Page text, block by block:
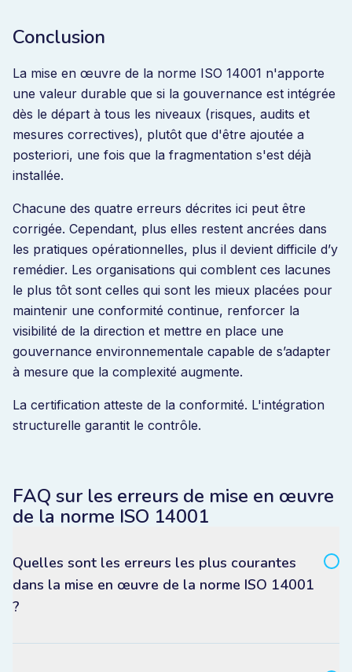
Conclusion
La mise en œuvre de la norme ISO 14001 n'apporte
une valeur durable que si la gouvernance est intégrée
dès le départ à tous les niveaux (risques, audits et
mesures correctives), plutôt que d'être ajoutée a
posteriori, une fois que la fragmentation s'est déjà
installée.
Chacune des quatre erreurs décrites ici peut être
corrigée. Cependant, plus elles restent ancrées dans
les pratiques opérationnelles, plus il devient difficile d’y
remédier. Les organisations qui comblent ces lacunes
le plus tôt sont celles qui sont les mieux placées pour
maintenir une conformité continue, renforcer la
visibilité de la direction et mettre en place une
gouvernance environnementale capable de s’adapter
à mesure que la complexité augmente.
La certification atteste de la conformité. L'intégration
structurelle garantit le contrôle.
FAQ sur les erreurs de mise en œuvre
de la norme ISO 14001
Quelles sont les erreurs les plus courantes
dans la mise en œuvre de la norme ISO 14001
?